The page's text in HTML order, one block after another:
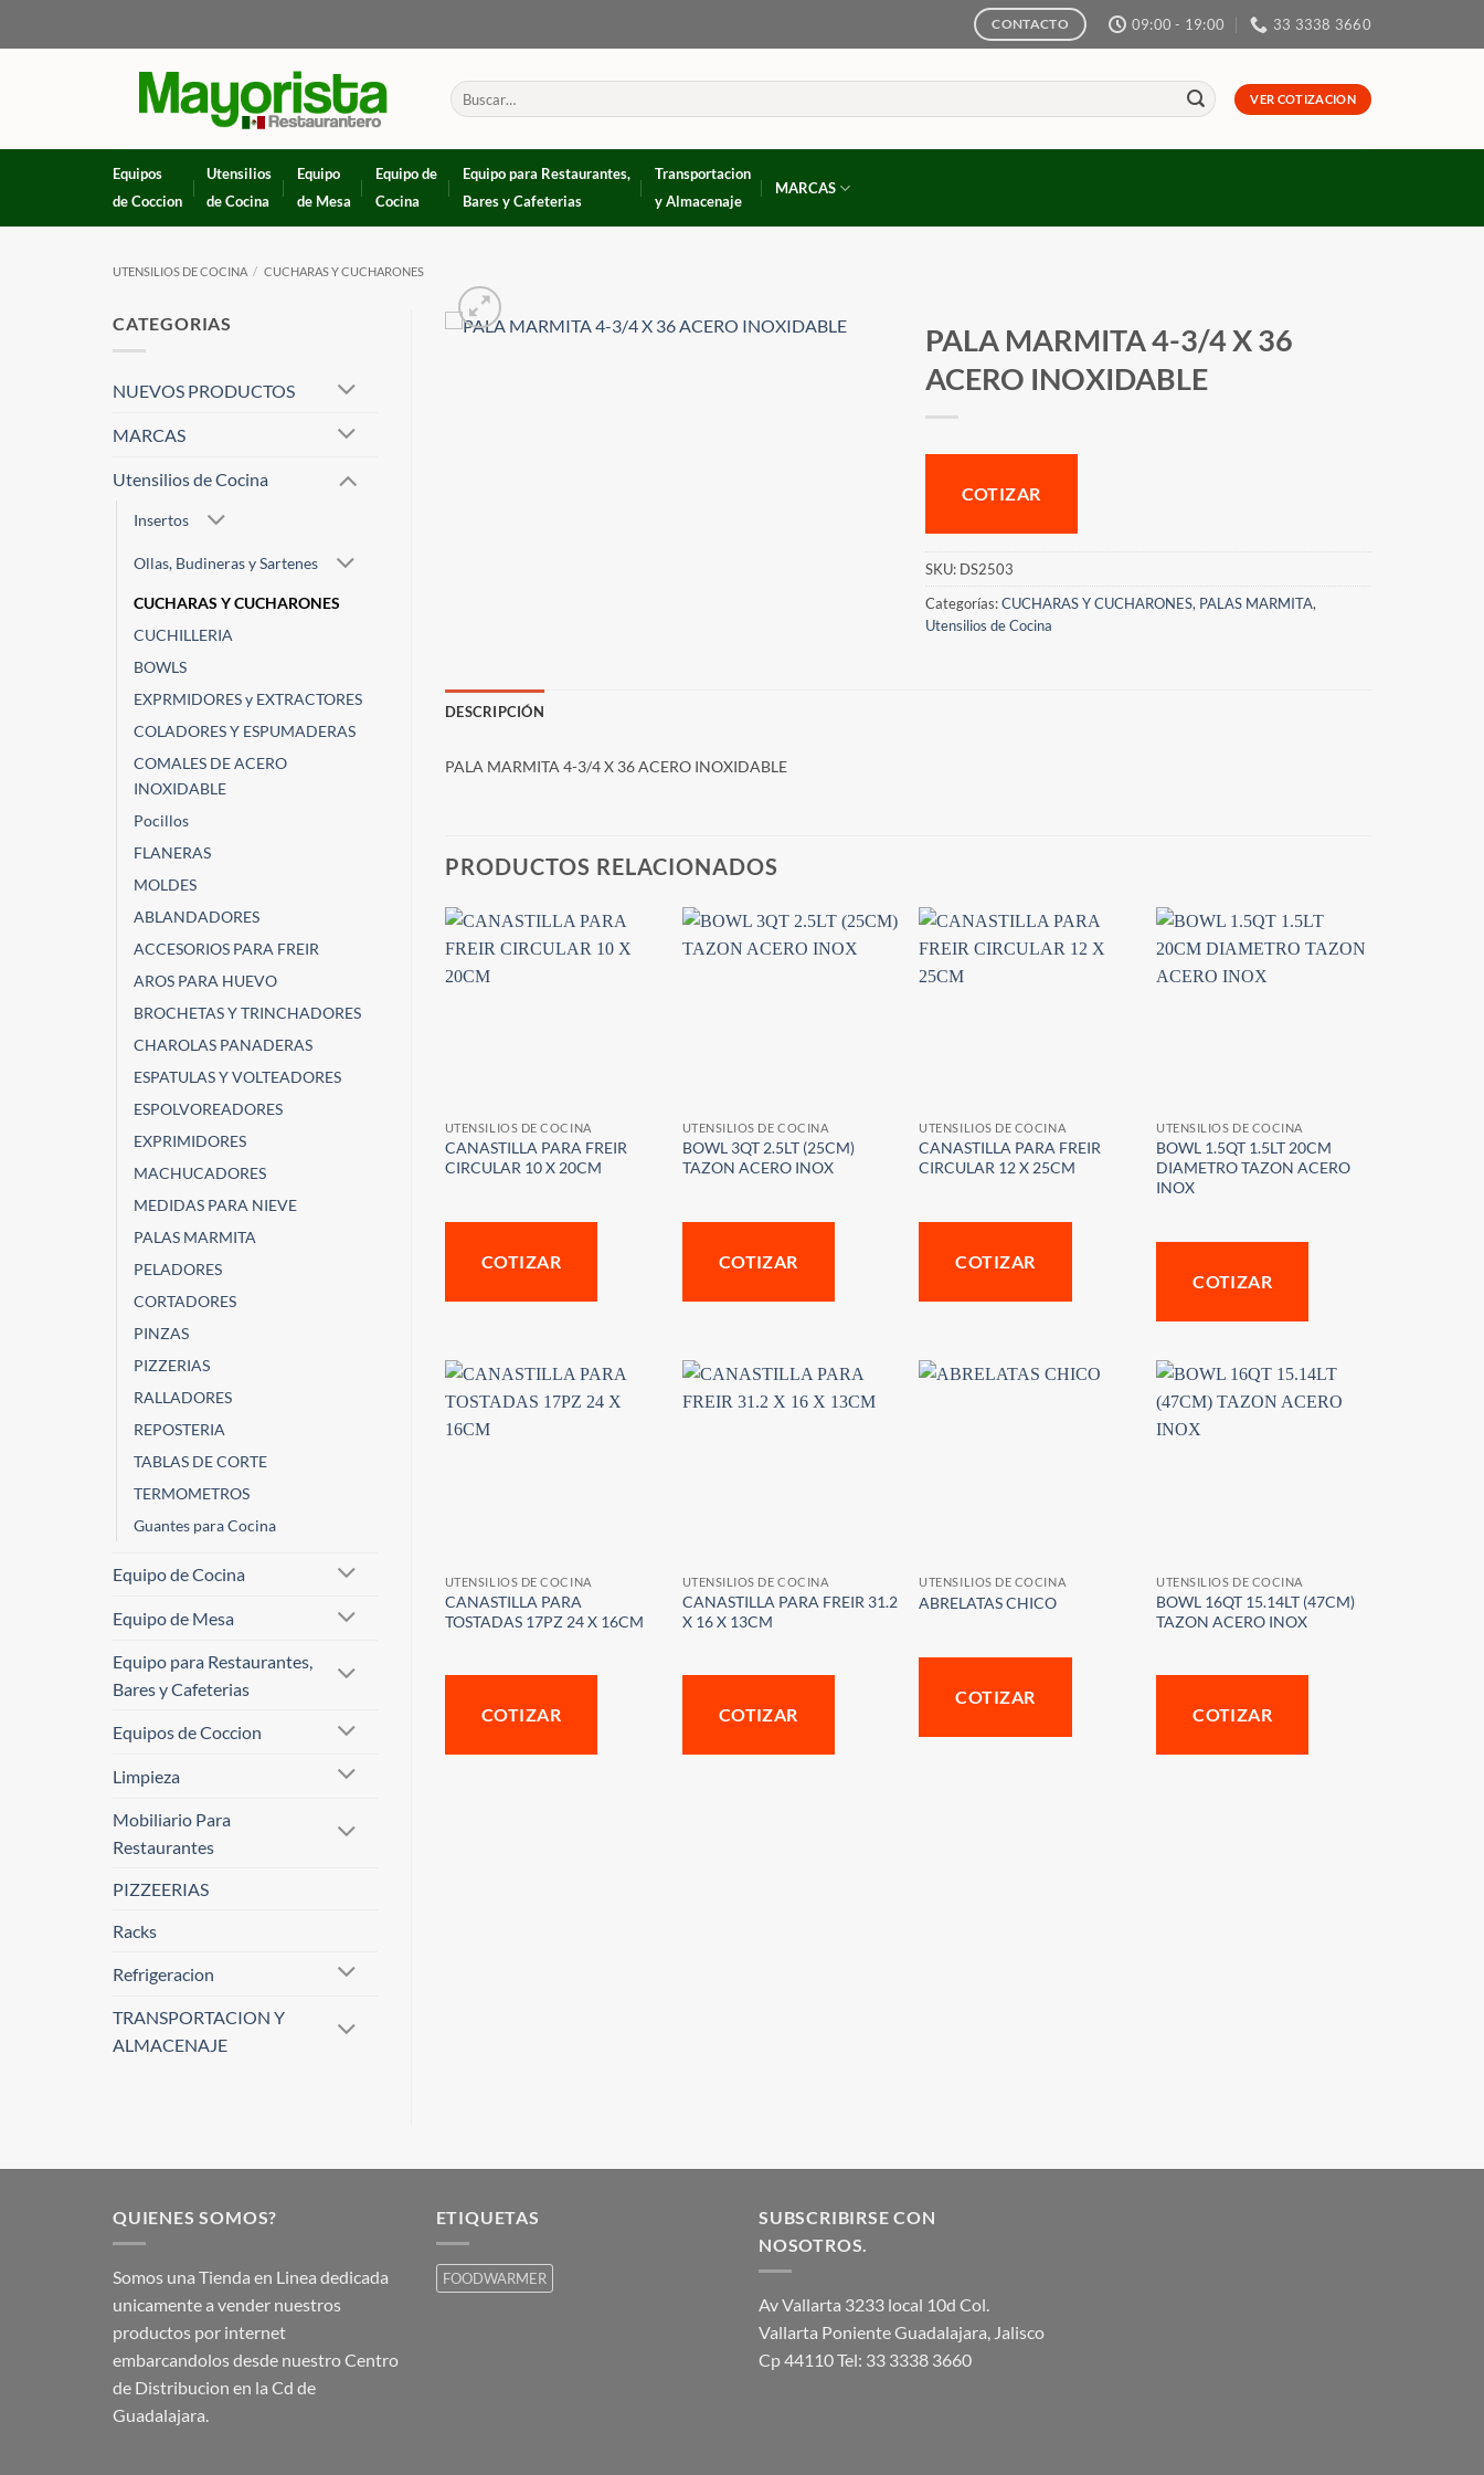
CONTACTO 09:00 - 19:00 33 3338 3660
Buscar
por:
VER COTIZACION
Equipos
de Coccion
Utensilios
de Cocina
Equipo
de Mesa
Equipo de
Cocina
Equipo para Restaurantes,
Bares y Cafeterias
Transportacion
y Almacenaje
MARCAS
UTENSILIOS DE COCINA / CUCHARAS Y CUCHARONES
CATEGORIAS
NUEVOS PRODUCTOS
MARCAS
Utensilios de Cocina
Insertos
Ollas, Budineras y Sartenes
CUCHARAS Y CUCHARONES
CUCHILLERIA
BOWLS
EXPRMIDORES y EXTRACTORES
COLADORES Y ESPUMADERAS
COMALES DE ACERO
INOXIDABLE
Pocillos
FLANERAS
MOLDES
ABLANDADORES
ACCESORIOS PARA FREIR
AROS PARA HUEVO
BROCHETAS Y TRINCHADORES
CHAROLAS PANADERAS
ESPATULAS Y VOLTEADORES
ESPOLVOREADORES
EXPRIMIDORES
MACHUCADORES
MEDIDAS PARA NIEVE
PALAS MARMITA
PELADORES
CORTADORES
PINZAS
PIZZERIAS
RALLADORES
REPOSTERIA
TABLAS DE CORTE
TERMOMETROS
Guantes para Cocina
Equipo de Cocina
Equipo de Mesa
Equipo para Restaurantes,
Bares y Cafeterias
Equipos de Coccion
Limpieza
Mobiliario Para
Restaurantes
PIZZEERIAS
Racks
Refrigeracion
TRANSPORTACION Y
ALMACENAJE
PALA MARMITA 4-3/4 X 36
ACERO INOXIDABLE
COTIZAR
SKU: DS2503
Categorías:CUCHARAS Y CUCHARONES, PALAS MARMITA,
Utensilios de Cocina
DESCRIPCIÓN
PALA MARMITA 4-3/4 X 36 ACERO INOXIDABLE
PRODUCTOS RELACIONADOS
UTENSILIOS DE COCINA
CANASTILLA PARA FREIR
CIRCULAR 10 X 20CM
COTIZAR
UTENSILIOS DE COCINA
BOWL 3QT 2.5LT (25CM)
TAZON ACERO INOX
COTIZAR
UTENSILIOS DE COCINA
CANASTILLA PARA FREIR
CIRCULAR 12 X 25CM
COTIZAR
UTENSILIOS DE COCINA
BOWL 1.5QT 1.5LT 20CM
DIAMETRO TAZON ACERO
INOX
COTIZAR
UTENSILIOS DE COCINA
CANASTILLA PARA
TOSTADAS 17PZ 24 X 16CM
COTIZAR
UTENSILIOS DE COCINA
CANASTILLA PARA FREIR 31.2
X 16 X 13CM
COTIZAR
UTENSILIOS DE COCINA
ABRELATAS CHICO
COTIZAR
UTENSILIOS DE COCINA
BOWL 16QT 15.14LT (47CM)
TAZON ACERO INOX
COTIZAR
QUIENES SOMOS?
Somos una Tienda en Linea dedicada
unicamente a vender nuestros
productos por internet
embarcandolos desde nuestro Centro
de Distribucion en la Cd de
Guadalajara.
ETIQUETAS
FOODWARMER
SUBSCRIBIRSE CON
NOSOTROS.
Av Vallarta 3233 local 10d Col.
Vallarta Poniente Guadalajara, Jalisco
Cp 44110 Tel: 33 3338 3660